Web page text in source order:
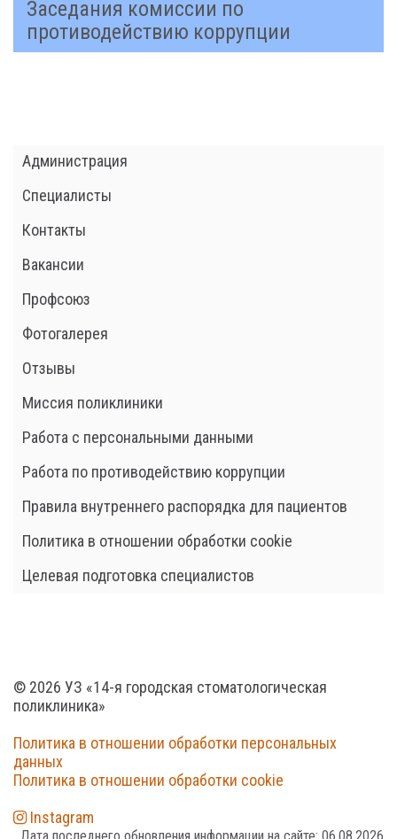
Заседания комиссии по
противодействию коррупции
Администрация
Специалисты
Контакты
Вакансии
Профсоюз
Фотогалерея
Отзывы
Миссия поликлиники
Работа с персональными данными
Работа по противодействию коррупции
Правила внутреннего распорядка для пациентов
Политика в отношении обработки cookie
Целевая подготовка специалистов
© 2026 УЗ «14-я городская стоматологическая
поликлиника»
Политика в отношении обработки персональных
данных
Политика в отношении обработки cookie
Instagram